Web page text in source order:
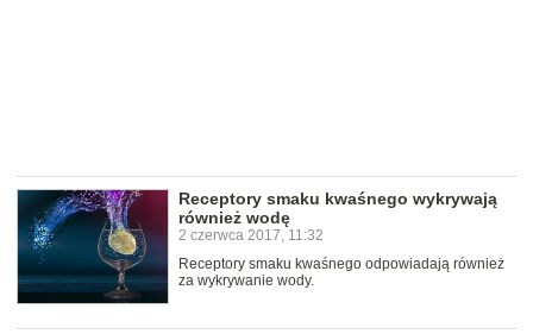
Receptory smaku kwaśnego wykrywają
również wodę
2 czerwca 2017, 11:32
Receptory smaku kwaśnego odpowiadają również
za wykrywanie wody.